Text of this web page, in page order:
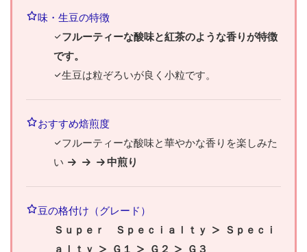
味・生豆の特徴
フルーティーな酸味と紅茶のような香りが特徴
です。
生豆は粒ぞろいが良く小粒です。
おすすめ焙煎度
フルーティーな酸味と華やかな香りを楽しみた
い
中煎り
豆の格付け（グレード）
Ｓｕｐｅｒ Ｓｐｅｃｉａｌｔｙ
Ｓｐｅｃｉ
ａｌｔｙ
Ｇ１ Ｇ２ Ｇ３